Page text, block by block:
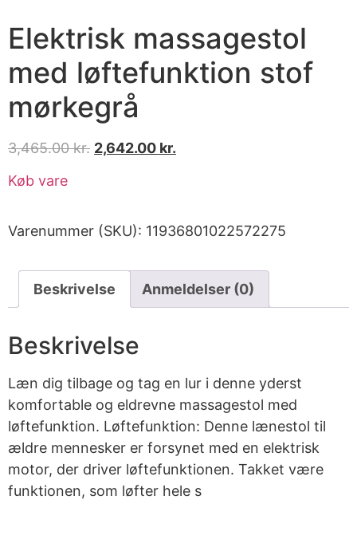
Elektrisk massagestol
med løftefunktion stof
mørkegrå
3,465.00kr. 2,642.00 kr.
Køb vare
Varenummer (SKU): 11936801022572275
Beskrivelse Anmeldelser (0)
Beskrivelse
Læn dig tilbage og tag en lur i denne yderst
komfortable og eldrevne massagestol med
løftefunktion. Løftefunktion: Denne lænestol til
ældre mennesker er forsynet med en elektrisk
motor, der driver løftefunktionen. Takket være
funktionen, som løfter hele s